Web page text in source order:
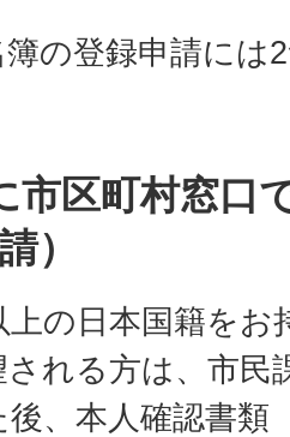
の登録申請には
市区町村窓口
）
上の日本国籍をお
れる方は、市民
、本人確認書類